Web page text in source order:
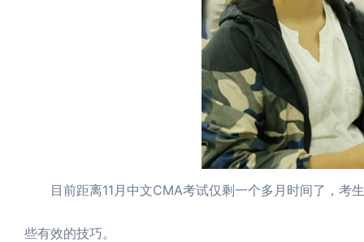
目前距离11月中文CMA考试仅剩一个多月时间了，考
些有效的技巧。